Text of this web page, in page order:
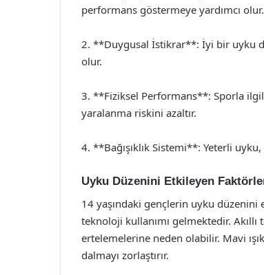
performans göstermeye yardımcı olur.
2. **Duygusal İstikrar**: İyi bir uyku
olur.
3. **Fiziksel Performans**: Sporla
yaralanma riskini azaltır.
4. **Bağışıklık Sistemi**: Yeterli
Uyku Düzenini Etkileyen
14 yaşındaki gençlerin uyku
teknoloji kullanımı gelmektedir.
ertelemelerine neden olabilir. Mavi
dalmayı zorlaştırır.